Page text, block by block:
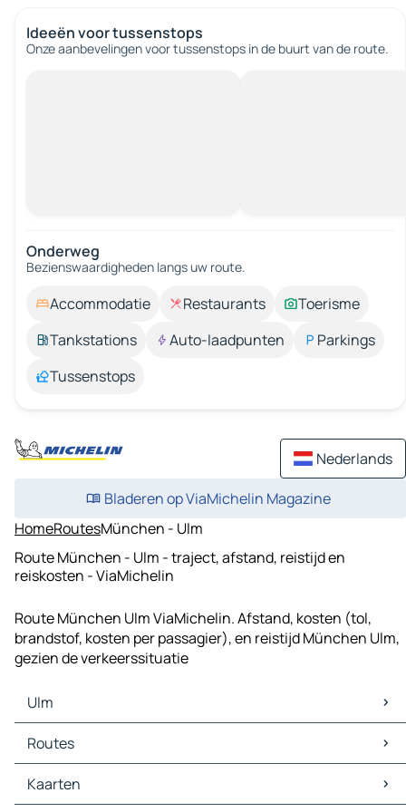
Ideeën voor tussenstops
Onze aanbevelingen voor tussenstops in de buurt van de route.
Onderweg
Bezienswaardigheden langs uw route.
Accommodatie Restaurants
Toerisme
Tankstations
Auto-laadpunten
Parkings
Tussenstops
Nederlands
Bladeren op ViaMichelin Magazine
HomeRoutesMünchen - Ulm
Route München - Ulm - traject, afstand, reistijd en
reiskosten - ViaMichelin
Route München Ulm ViaMichelin. Afstand, kosten (tol,
brandstof, kosten per passagier), en reistijd München Ulm,
gezien de verkeerssituatie
Ulm
Ulm Kaarten
Ulm Verkeer
Ulm Hotels
Ulm Restaurants
Routes
Routes Ulm - Neu-Ulm
Routes Ulm - Göppingen
Kaarten